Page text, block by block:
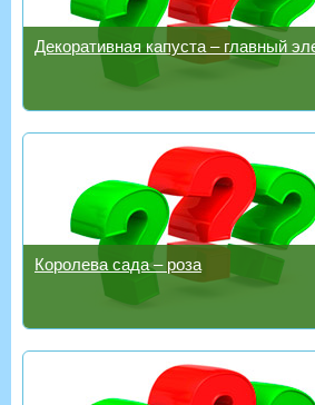
Декоративная капуста – главный
Королева сада – роза